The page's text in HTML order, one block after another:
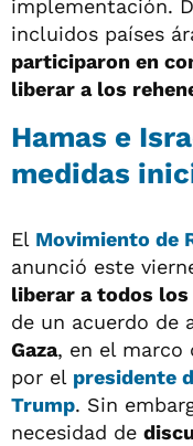
implementación.
incluidos países
participaron en
liberar a los
Hamas e
medidas
El Movimiento de
anunció este
liberar a todos
de un acuerdo de
Gaza, en el marco
por el presidente
Trump. Sin
necesidad de